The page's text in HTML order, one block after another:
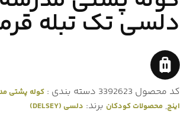
دلسی تک تبله
کد محصول 3392623 دسته بندی : کوله پشتی
اینچ, محصولات کودکان برند: دلسی (DELSEY)